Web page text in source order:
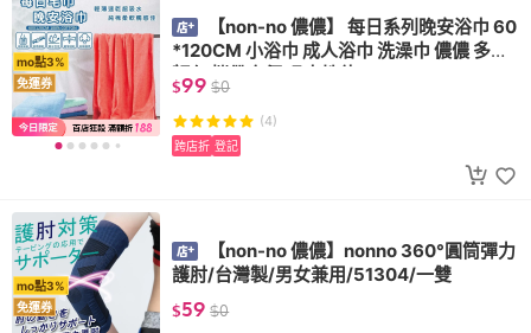
mo點3%
免運券
【non-no 儂儂】 每日系列晚安浴巾 60
*120CM 小浴巾 成人浴巾 洗澡巾 儂儂 多種
顏色 攜帶方便 吸水性佳
$99 $0
(4)
跨店折 登記
mo點3%
免運券
【non-no 儂儂】nonno 360°圓筒彈力
護肘/台灣製/男女兼用/51304/一雙
$59 $0